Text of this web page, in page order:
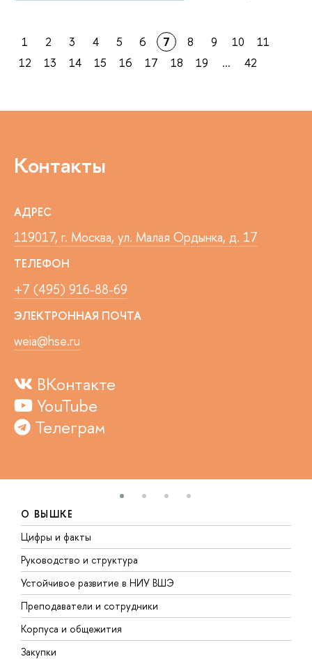
1 2 3 4 5 6 7 8 9 10
11
12
13 14 15 16 17 18 19 ... 42
Контакты
АДРЕС
119017, г. Москва, ул. Малая Ордынка, д. 17
ТЕЛЕФОН
+7 (495) 916-88-69
ЭЛЕКТРОННАЯ ПОЧТА
weia@hse.ru
ВКонтакте
YouTube
Телеграм
О ВЫШКЕ
Цифры и факты
Руководство и структура
Устойчивое развитие в НИУ ВШЭ
Преподаватели и сотрудники
Корпуса и общежития
Закупки